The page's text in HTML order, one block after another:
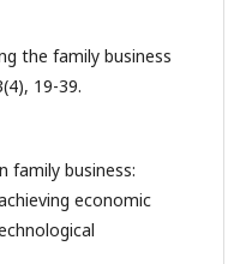
the family business
19-39.
family business:
economic